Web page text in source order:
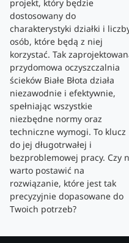
projekt, który będzie
dostosowany do
charakterystyki działki i
osób, które będą z niej
korzystać. Tak
przydomowa oczyszczalnia
ścieków Białe Błota działa
niezawodnie i efektywnie,
spełniając wszystkie
niezbędne normy oraz
techniczne wymogi. To klucz
do jej długotrwałej i
bezproblemowej pracy. Czy
warto postawić na
rozwiązanie, które jest tak
precyzyjnie dopasowane do
Twoich potrzeb?